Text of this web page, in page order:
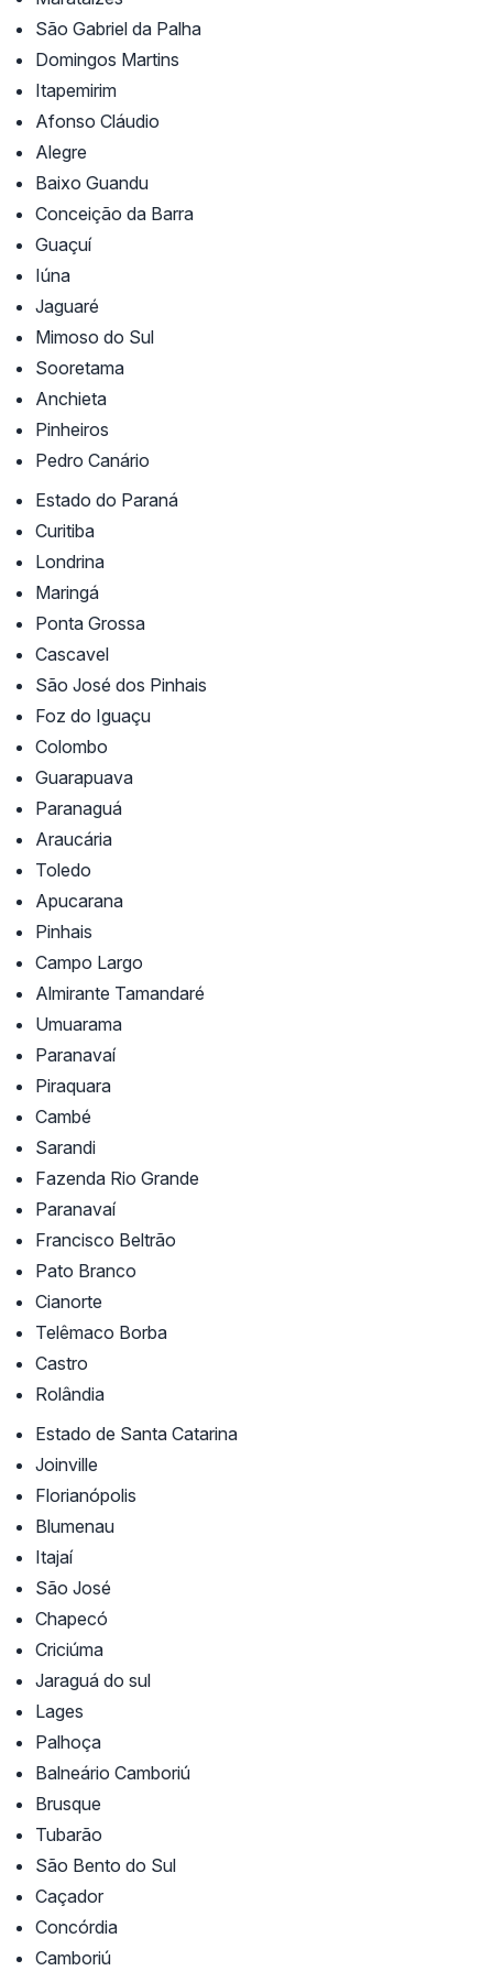
São Gabriel da Palha
Domingos Martins
Itapemirim
Afonso Cláudio
Alegre
Baixo Guandu
Conceição da Barra
Guaçuí
Iúna
Jaguaré
Mimoso do Sul
Sooretama
Anchieta
Pinheiros
Pedro Canário
Estado do Paraná
Curitiba
Londrina
Maringá
Ponta Grossa
Cascavel
São José dos Pinhais
Foz do Iguaçu
Colombo
Guarapuava
Paranaguá
Araucária
Toledo
Apucarana
Pinhais
Campo Largo
Almirante Tamandaré
Umuarama
Paranavaí
Piraquara
Cambé
Sarandi
Fazenda Rio Grande
Paranavaí
Francisco Beltrão
Pato Branco
Cianorte
Telêmaco Borba
Castro
Rolândia
Estado de Santa Catarina
Joinville
Florianópolis
Blumenau
Itajaí
São José
Chapecó
Criciúma
Jaraguá do sul
Lages
Palhoça
Balneário Camboriú
Brusque
Tubarão
São Bento do Sul
Caçador
Concórdia
Camboriú